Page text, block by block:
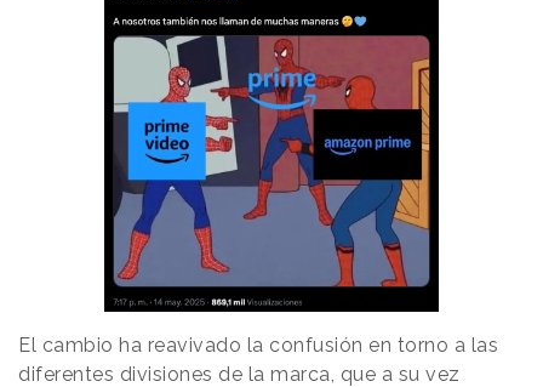
El cambio ha reavivado la confusión en torno a las
diferentes divisiones de la marca, que a su vez